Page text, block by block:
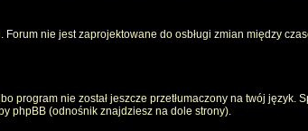
nie jest zaprojektowane do osbługi zmian między
nie został jeszcze przetłumaczony na twój
phpBB (odnośnik znajdziesz na dole strony).